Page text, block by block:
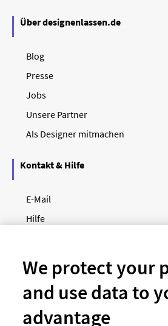
Über designenlassen.de
Blog
Presse
Jobs
Unsere Partner
Als Designer mitmachen
Kontakt & Hilfe
E-Mail
Hilfe
Unsere Zahlungsarten
We protect your
and use data to
advantage